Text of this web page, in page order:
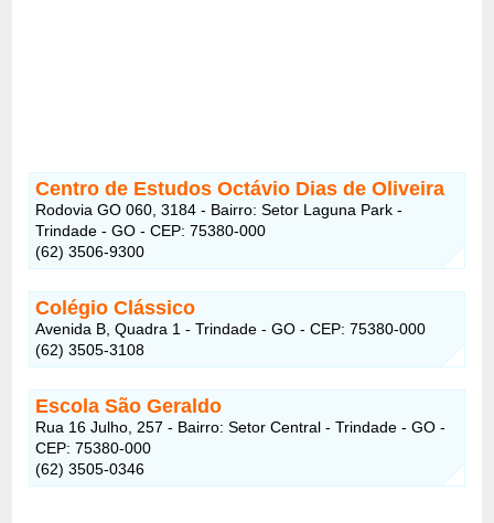
Centro de Estudos Octávio Dias de Oliveira
Rodovia GO 060, 3184 - Bairro: Setor Laguna Park -
Trindade - GO - CEP: 75380-000
(62) 3506-9300
Colégio Clássico
Avenida B, Quadra 1 - Trindade - GO - CEP: 75380-000
(62) 3505-3108
Escola São Geraldo
Rua 16 Julho, 257 - Bairro: Setor Central - Trindade - GO -
CEP: 75380-000
(62) 3505-0346